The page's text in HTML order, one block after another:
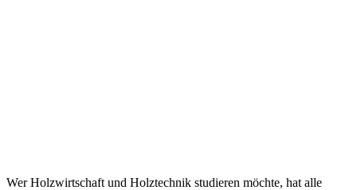
Wer Holzwirtschaft und Holztechnik studieren möchte, hat alle